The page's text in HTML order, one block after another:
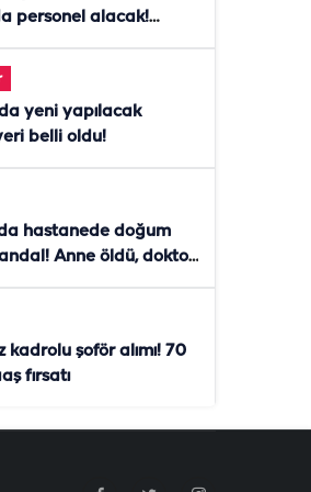
personel alacak!
yeni yapılacak
belli oldu!
hastanede doğum
Anne öldü, doktor
kadrolu şoför alımı! 70
fırsatı